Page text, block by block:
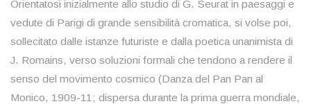
Orientatosi inizialmente allo studio di G. Seurat in paesaggi e
vedute di Parigi di grande sensibilità cromatica, si volse poi,
sollecitato dalle istanze futuriste e dalla poetica unanimista di
J. Romains, verso soluzioni formali che tendono a rendere il
senso del movimento cosmico (Danza del Pan Pan al
Monico, 1909-11; dispersa durante la prima guerra mondiale,